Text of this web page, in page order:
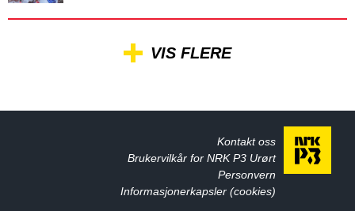
VIS FLERE
Kontakt oss
Brukervilkår for NRK P3 Urørt
Personvern
Informasjonerkapsler (cookies)